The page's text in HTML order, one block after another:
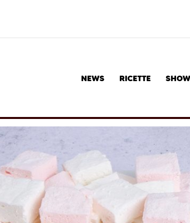
NEWS RICETTE SHOW